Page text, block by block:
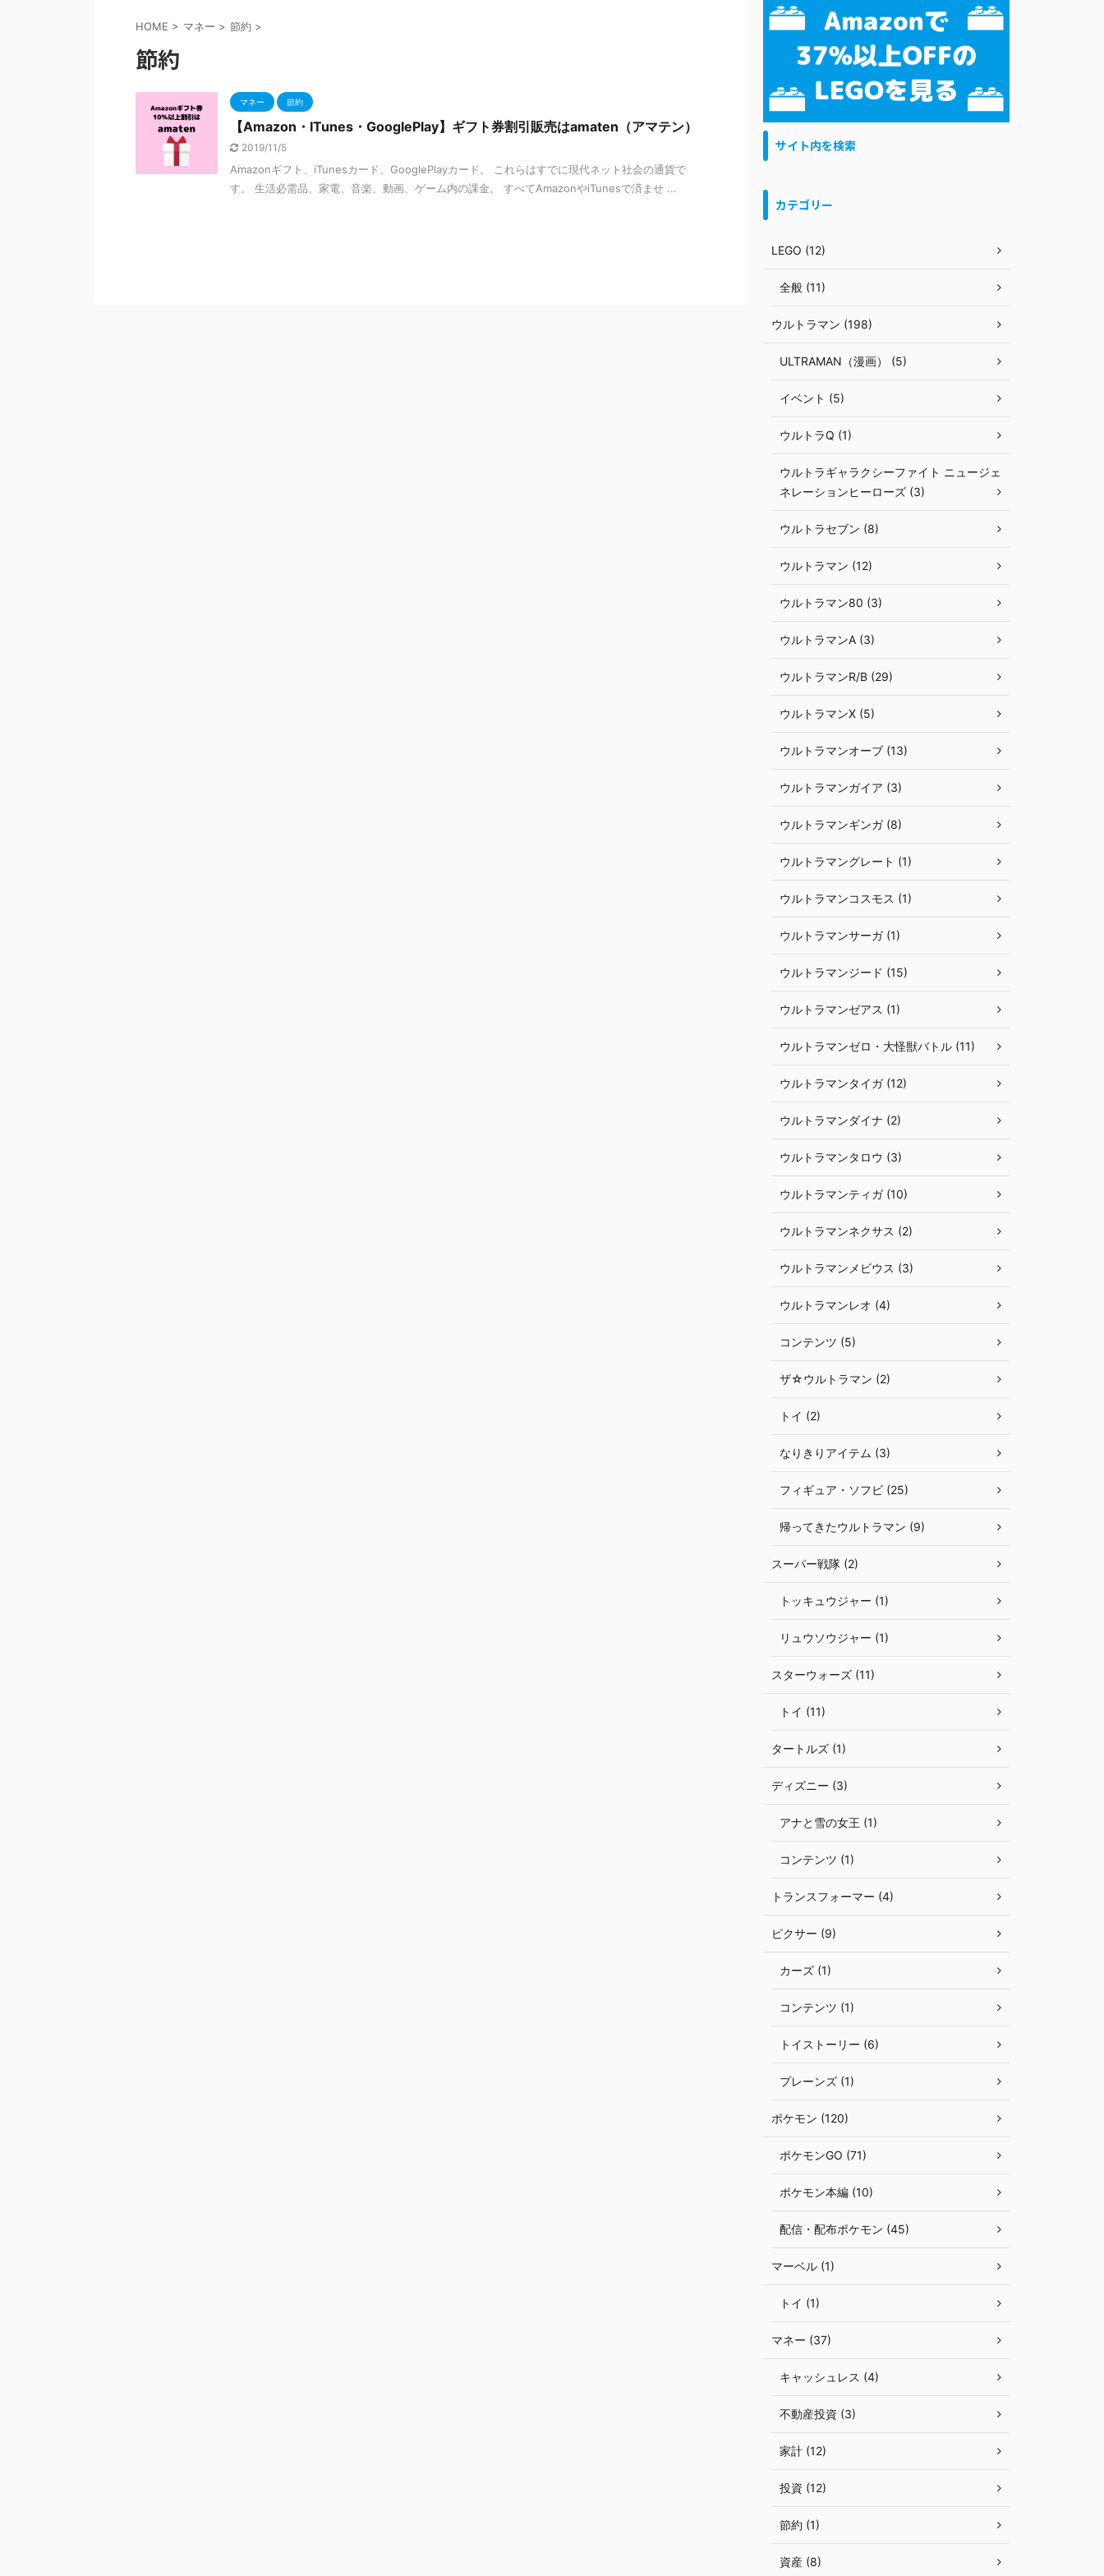
HOME > マネー > 節約 >
節約
マネー 節約
【Amazon・ITunes・GooglePlay】ギフト券割引販売はamaten（アマテン）
2019/11/5
Amazonギフト、iTunesカード、GooglePlayカード。 これらはすでに現代ネット社会の通貨で
す。 生活必需品、家電、音楽、動画、ゲーム内の課金。 すべてAmazonやiTunesで済ませ ...
サイト内を検索
カテゴリー
LEGO (12)
全般 (11)
ウルトラマン (198)
ULTRAMAN（漫画） (5)
イベント (5)
ウルトラQ (1)
ウルトラギャラクシーファイト ニュージェ
ネレーションヒーローズ (3)
ウルトラセブン (8)
ウルトラマン (12)
ウルトラマン80 (3)
ウルトラマンA (3)
ウルトラマンR/B (29)
ウルトラマンX (5)
ウルトラマンオーブ (13)
ウルトラマンガイア (3)
ウルトラマンギンガ (8)
ウルトラマングレート (1)
ウルトラマンコスモス (1)
ウルトラマンサーガ (1)
ウルトラマンジード (15)
ウルトラマンゼアス (1)
ウルトラマンゼロ・大怪獣バトル (11)
ウルトラマンタイガ (12)
ウルトラマンダイナ (2)
ウルトラマンタロウ (3)
ウルトラマンティガ (10)
ウルトラマンネクサス (2)
ウルトラマンメビウス (3)
ウルトラマンレオ (4)
コンテンツ (5)
ザ☆ウルトラマン (2)
トイ (2)
なりきりアイテム (3)
フィギュア・ソフビ (25)
帰ってきたウルトラマン (9)
スーパー戦隊 (2)
トッキュウジャー (1)
リュウソウジャー (1)
スターウォーズ (11)
トイ (11)
タートルズ (1)
ディズニー (3)
アナと雪の女王 (1)
コンテンツ (1)
トランスフォーマー (4)
ピクサー (9)
カーズ (1)
コンテンツ (1)
トイストーリー (6)
プレーンズ (1)
ポケモン (120)
ポケモンGO (71)
ポケモン本編 (10)
配信・配布ポケモン (45)
マーベル (1)
トイ (1)
マネー (37)
キャッシュレス (4)
不動産投資 (3)
家計 (12)
投資 (12)
節約 (1)
資産 (8)